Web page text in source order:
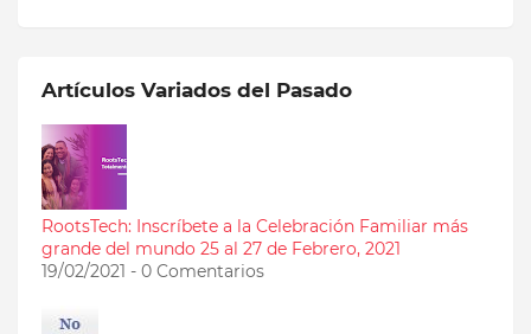
Artículos Variados del Pasado
RootsTech: Inscríbete a la Celebración Familiar más
grande del mundo 25 al 27 de Febrero, 2021
19/02/2021 - 0 Comentarios